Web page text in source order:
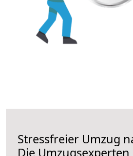
Stressfreier Umzug
Die